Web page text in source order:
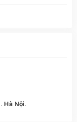
Hà Nội.